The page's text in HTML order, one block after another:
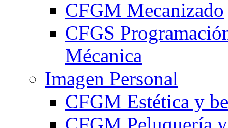
CFGM Mecanizado
CFGS
Mécanica
Imagen Personal
CFGM Estética y